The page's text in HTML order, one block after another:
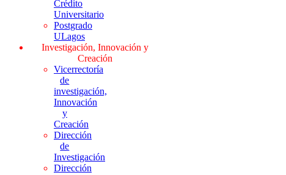
Crédito
Universitario
Postgrado
ULagos
Investigación, Innovación y
Creación
Vicerrectoría
de
investigación,
Innovación
y
Creación
Dirección
de
Investigación
Dirección